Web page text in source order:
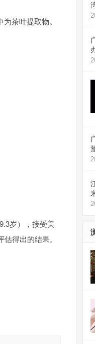
茶叶提取物。
岁），接受美
得出的结果。